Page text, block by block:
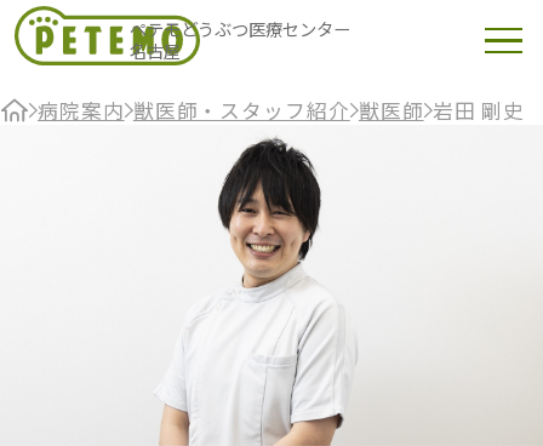
ペテモどうぶつ医療センター
名古屋
病院案内 獣医師・スタッフ紹介 獣医師 岩田 剛史